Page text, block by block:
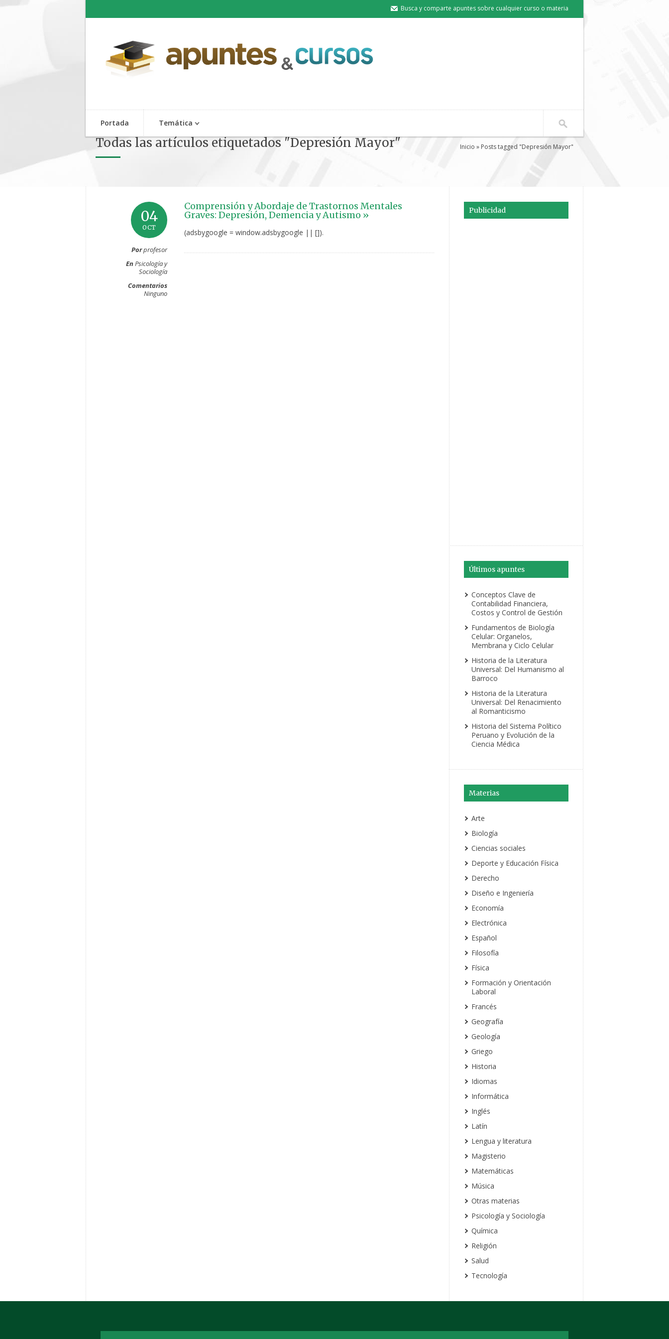
Busca y comparte apuntes sobre cualquier curso o materia
Portada Temática
Todas las artículos etiquetados "Depresión Mayor" Inicio » Posts tagged "Depresión Mayor"
04
OCT
Porprofesor
EnPsicología y
Sociología
Comentarios
Ninguno
Comprensión y Abordaje de Trastornos Mentales
Graves: Depresión, Demencia y Autismo »
(adsbygoogle = window.adsbygoogle || []).
Publicidad
Últimos apuntes
Conceptos Clave de
Contabilidad Financiera,
Costos y Control de Gestión
Fundamentos de Biología
Celular: Organelos,
Membrana y Ciclo Celular
Historia de la Literatura
Universal: Del Humanismo al
Barroco
Historia de la Literatura
Universal: Del Renacimiento
al Romanticismo
Historia del Sistema Político
Peruano y Evolución de la
Ciencia Médica
Materias
Arte
Biología
Ciencias sociales
Deporte y Educación Física
Derecho
Diseño e Ingeniería
Economía
Electrónica
Español
Filosofía
Física
Formación y Orientación
Laboral
Francés
Geografía
Geología
Griego
Historia
Idiomas
Informática
Inglés
Latín
Lengua y literatura
Magisterio
Matemáticas
Música
Otras materias
Psicología y Sociología
Química
Religión
Salud
Tecnología